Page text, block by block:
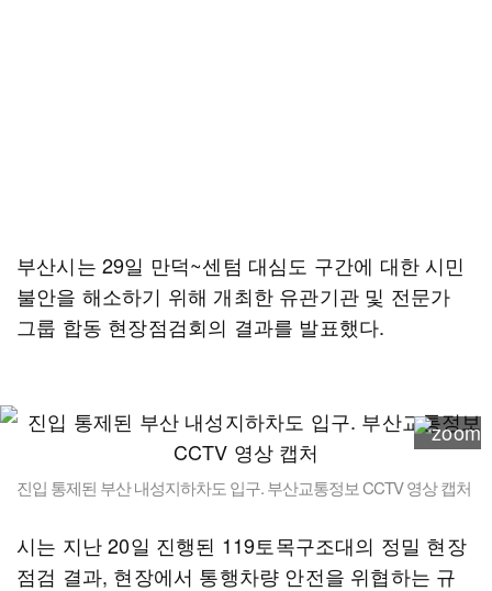
부산시는 29일 만덕~센텀 대심도 구간에 대한 시민
불안을 해소하기 위해 개최한 유관기관 및 전문가
그룹 합동 현장점검회의 결과를 발표했다.
진입 통제된 부산 내성지하차도 입구. 부산교통정보 CCTV 영상 캡처
시는 지난 20일 진행된 119토목구조대의 정밀 현장
점검 결과, 현장에서 통행차량 안전을 위협하는 규